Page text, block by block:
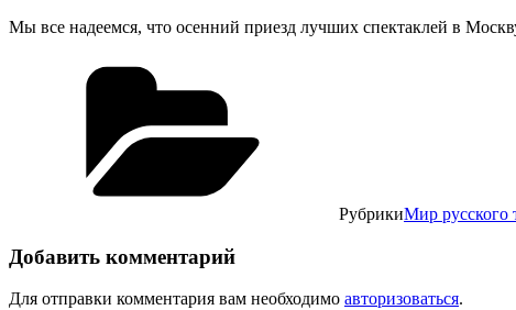
Мы все надеемся, что осенний приезд лучших спектаклей в
РубрикиМир русского
Добавить комментарий
Для отправки комментария вам необходимо авторизоваться.